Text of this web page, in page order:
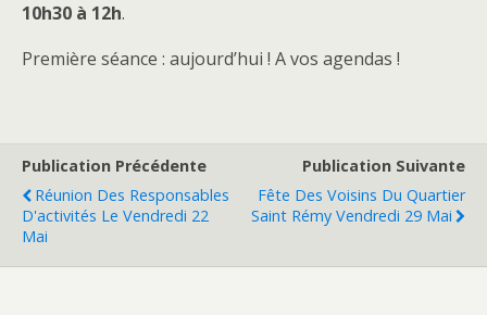
10h30 à 12h.
Première séance : aujourd’hui ! A vos agendas !
Publication Précédente
Réunion Des Responsables
D'activités Le Vendredi 22
Mai
Publication Suivante
Fête Des Voisins Du Quartier
Saint Rémy Vendredi 29 Mai